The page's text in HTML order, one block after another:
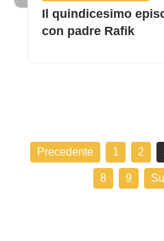
Il quindicesimo
con padre Rafik
Precedente 1 2
8
9